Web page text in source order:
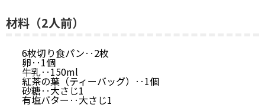
材料（2人前）
6枚切り食パン‥2枚
卵‥1個
牛乳‥150ml
紅茶の葉（ティーバッグ）‥1個
砂糖‥大さじ1
有塩バター‥大さじ1